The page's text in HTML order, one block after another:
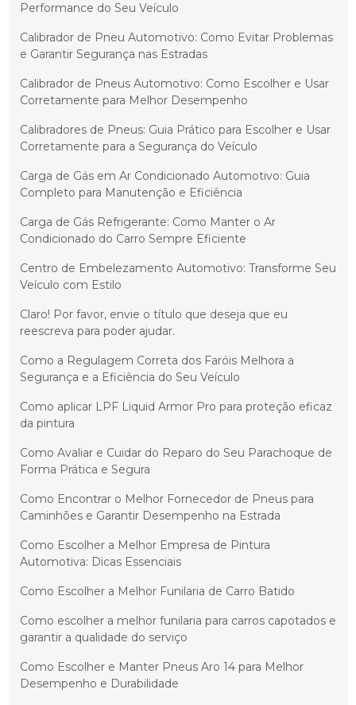
Performance do Seu Veículo
Calibrador de Pneu Automotivo: Como Evitar Problemas
e Garantir Segurança nas Estradas
Calibrador de Pneus Automotivo: Como Escolher e Usar
Corretamente para Melhor Desempenho
Calibradores de Pneus: Guia Prático para Escolher e Usar
Corretamente para a Segurança do Veículo
Carga de Gás em Ar Condicionado Automotivo: Guia
Completo para Manutenção e Eficiência
Carga de Gás Refrigerante: Como Manter o Ar
Condicionado do Carro Sempre Eficiente
Centro de Embelezamento Automotivo: Transforme Seu
Veículo com Estilo
Claro! Por favor, envie o título que deseja que eu
reescreva para poder ajudar.
Como a Regulagem Correta dos Faróis Melhora a
Segurança e a Eficiência do Seu Veículo
Como aplicar LPF Liquid Armor Pro para proteção eficaz
da pintura
Como Avaliar e Cuidar do Reparo do Seu Parachoque de
Forma Prática e Segura
Como Encontrar o Melhor Fornecedor de Pneus para
Caminhões e Garantir Desempenho na Estrada
Como Escolher a Melhor Empresa de Pintura
Automotiva: Dicas Essenciais
Como Escolher a Melhor Funilaria de Carro Batido
Como escolher a melhor funilaria para carros capotados e
garantir a qualidade do serviço
Como Escolher e Manter Pneus Aro 14 para Melhor
Desempenho e Durabilidade